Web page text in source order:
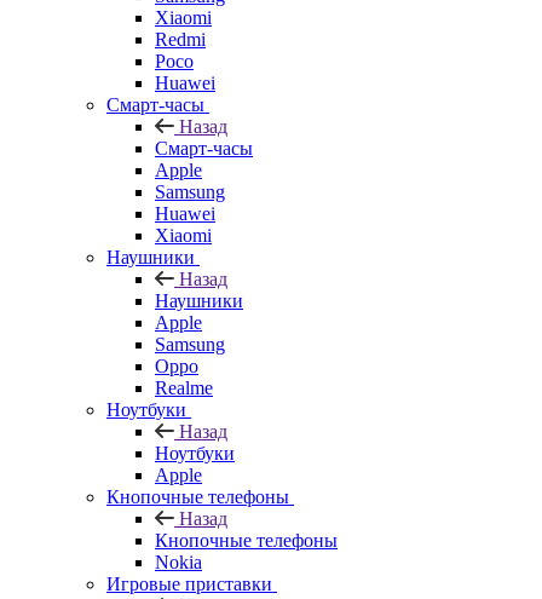
Xiaomi
Redmi
Poco
Huawei
Смарт-часы
Назад
Смарт-часы
Apple
Samsung
Huawei
Xiaomi
Наушники
Назад
Наушники
Apple
Samsung
Oppo
Realme
Ноутбуки
Назад
Ноутбуки
Apple
Кнопочные телефоны
Назад
Кнопочные телефоны
Nokia
Игровые приставки